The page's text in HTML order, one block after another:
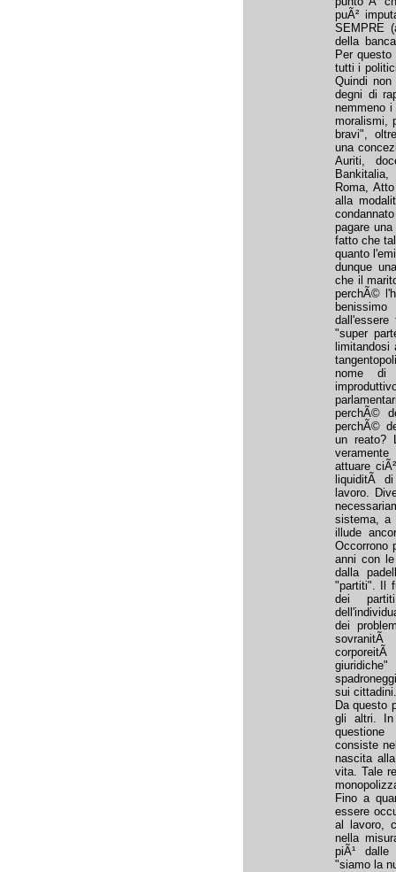
puÃ²
SEMPRE
della
Per
tutti i
Quindi
degni di
nemmeno
moralismi,
bravi",
una
Auriti,
Roma,
alla
pagare
fatto che
quanto
dunque
che il
perchÃ©
dall'essere
"super
nome di
perchÃ©
perchÃ©
un reato?
attuare
liquiditÃ di
lavoro.
sistema, a
illude
Occorrono
anni con
dalla
"partiti". Il
dei
dei
sovranitÃ
sui
Da questo
gli altri. In
questione
consiste
nascita
vita. Tale
Fino a
essere
al lavoro,
nella
piÃ¹ dalle
"siamo la